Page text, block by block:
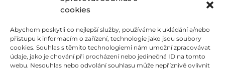
cookies
Abychom poskytli co nejlepší služby, používáme k ukládání a/nebo
přístupu k informacím o zařízení, technologie jako jsou soubory
cookies. Souhlas s těmito technologiemi nám umožní zpracovávat
údaje, jako je chování při procházení nebo jedinečná ID na tomto
webu. Nesouhlas nebo odvolání souhlasu může nepříznivě ovlivnit
2020-21
2023-24
2024-25